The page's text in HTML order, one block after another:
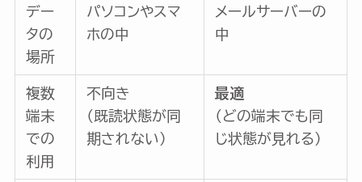
デー
タの
場所
パソコンやスマ
ホの中
メールサーバーの
中
複数
端末
での
利用
不向き
（既読状態が同
期されない）
最適
（どの端末でも同
じ状態が見れる）